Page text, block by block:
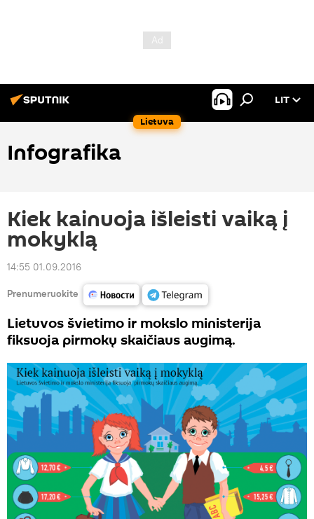
Lietuva
LIT
Infografika
Kiek kainuoja išleisti vaiką į
mokyklą
14:55 01.09.2016
Prenumeruokite
Lietuvos švietimo ir mokslo ministerija
fiksuoja pirmokų skaičiaus augimą.